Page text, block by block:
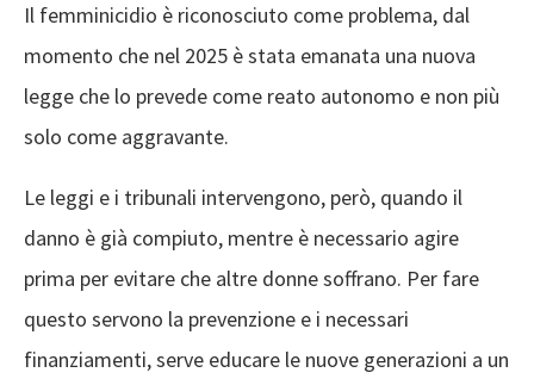
Il femminicidio è riconosciuto come problema, dal
momento che nel 2025 è stata emanata una nuova
legge che lo prevede come reato autonomo e non più
solo come aggravante.
Le leggi e i tribunali intervengono, però, quando il
danno è già compiuto, mentre è necessario agire
prima per evitare che altre donne soffrano. Per fare
questo servono la prevenzione e i necessari
finanziamenti, serve educare le nuove generazioni a un